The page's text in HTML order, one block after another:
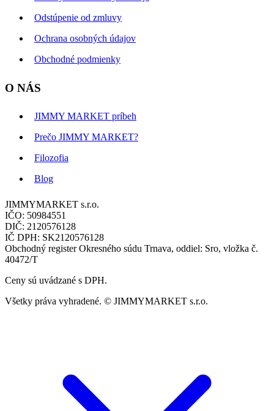
Odstúpenie od zmluvy
Ochrana osobných údajov
Obchodné podmienky
O NÁS
JIMMY MARKET príbeh
Prečo JIMMY MARKET?
Filozofia
Blog
JIMMYMARKET s.r.o.
IČO: 50984551
DIČ: 2120576128
IČ DPH: SK2120576128
Obchodný register Okresného súdu Trnava, oddiel: Sro, vložka č.
40472/T
Ceny sú uvádzané s DPH.
Všetky práva vyhradené. © JIMMYMARKET s.r.o.